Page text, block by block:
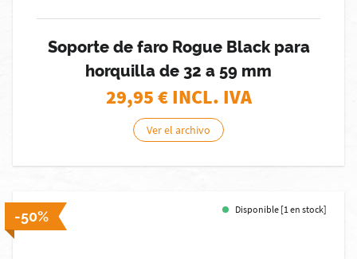
Soporte de faro Rogue Black para
horquilla de 32 a 59 mm
29,95€ INCL. IVA
Ver el archivo
-50% Disponible [1 en stock]